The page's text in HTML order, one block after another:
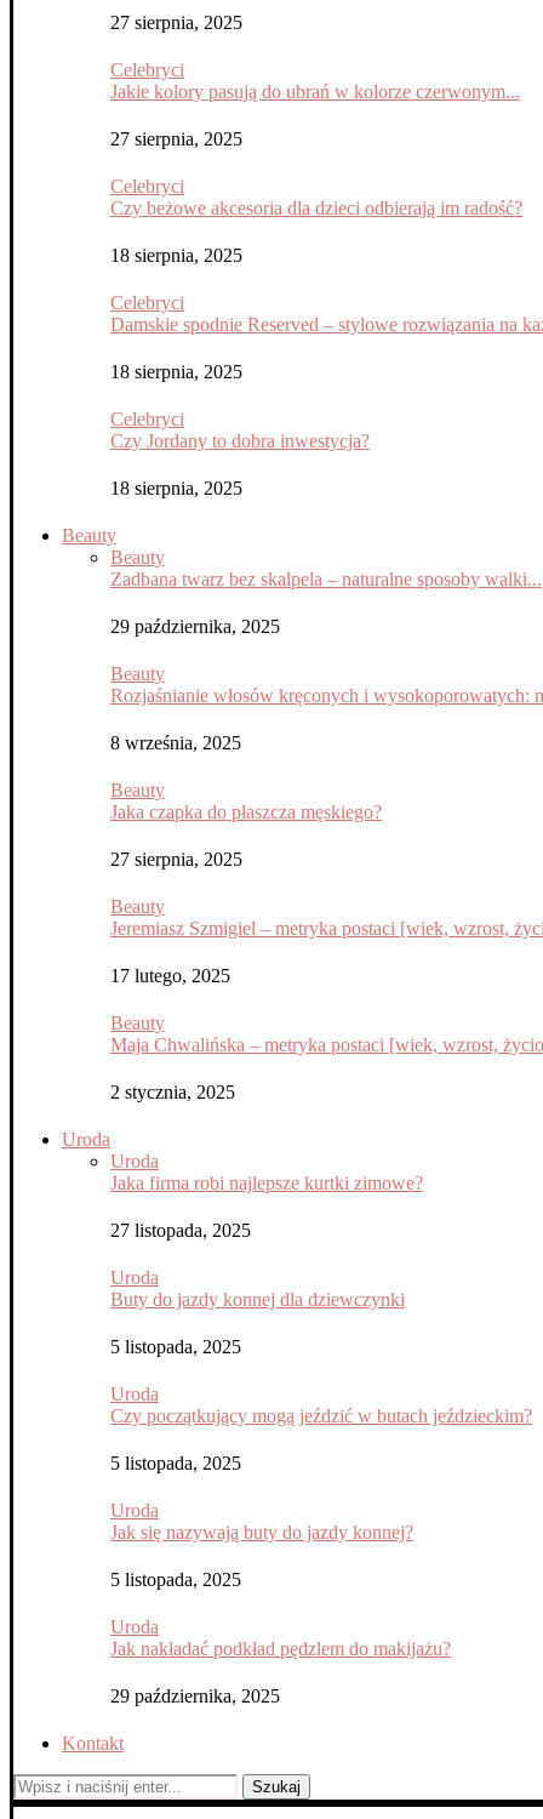
27 sierpnia, 2025
Celebryci
Jakie kolory pasują do ubrań w kolorze czerwonym...
27 sierpnia, 2025
Celebryci
Czy beżowe akcesoria dla dzieci odbierają im radość?
18 sierpnia, 2025
Celebryci
Damskie spodnie Reserved – stylowe rozwiązania na
18 sierpnia, 2025
Celebryci
Czy Jordany to dobra inwestycja?
18 sierpnia, 2025
Beauty
Beauty
Zadbana twarz bez skalpela – naturalne sposoby walki...
29 października, 2025
Beauty
Rozjaśnianie włosów kręconych i wysokoporowatych:
8 września, 2025
Beauty
Jaka czapka do płaszcza męskiego?
27 sierpnia, 2025
Beauty
Jeremiasz Szmigiel – metryka postaci [wiek, wzrost,
17 lutego, 2025
Beauty
Maja Chwalińska – metryka postaci [wiek, wzrost,
2 stycznia, 2025
Uroda
Uroda
Jaka firma robi najlepsze kurtki zimowe?
27 listopada, 2025
Uroda
Buty do jazdy konnej dla dziewczynki
5 listopada, 2025
Uroda
Czy początkujący mogą jeździć w butach jeździeckim?
5 listopada, 2025
Uroda
Jak się nazywają buty do jazdy konnej?
5 listopada, 2025
Uroda
Jak nakładać podkład pędzlem do makijażu?
29 października, 2025
Kontakt
Szukaj